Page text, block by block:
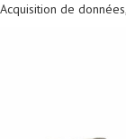
Acquisition de données,